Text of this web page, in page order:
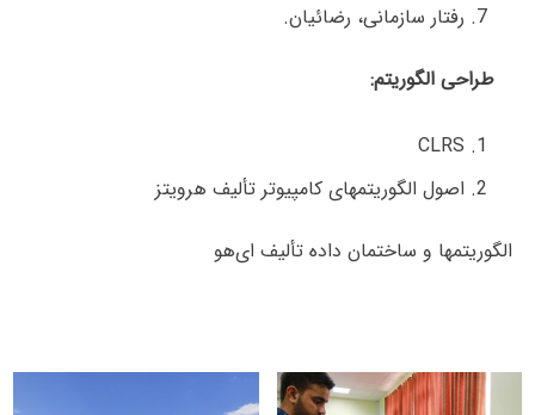
رفتار سازمانی، رضائیان.
طراحی الگوریتم:
CLRS
اصول الگوریتمهای کامپیوتر تألیف هرویتز
الگوریتمها و ساختمان داده تألیف ای‌هو